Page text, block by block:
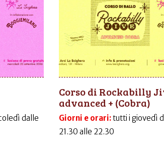
dalle
Corso di Rockabilly
advanced + (Cobra)
Giorni e orari:tutti i giovedì
21.30 alle 22.30